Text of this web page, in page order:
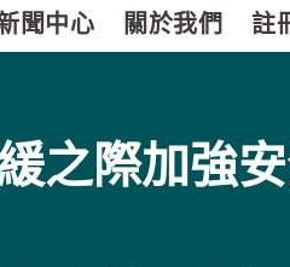
聞中心 關於我們 註
之際加強